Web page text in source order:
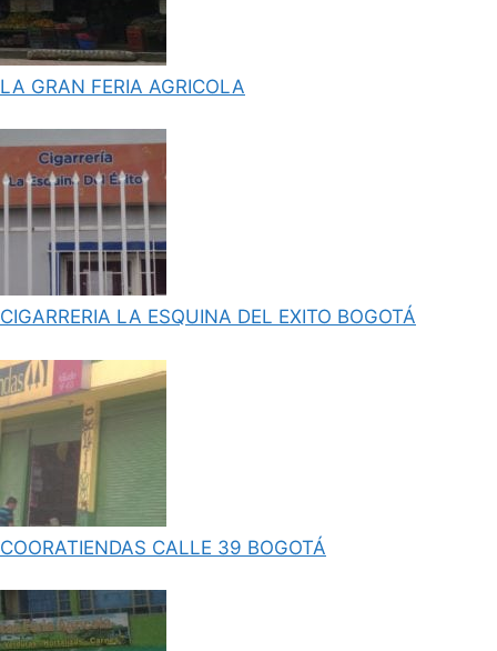
LA GRAN FERIA AGRICOLA
CIGARRERIA LA ESQUINA DEL EXITO BOGOTÁ
COORATIENDAS CALLE 39 BOGOTÁ